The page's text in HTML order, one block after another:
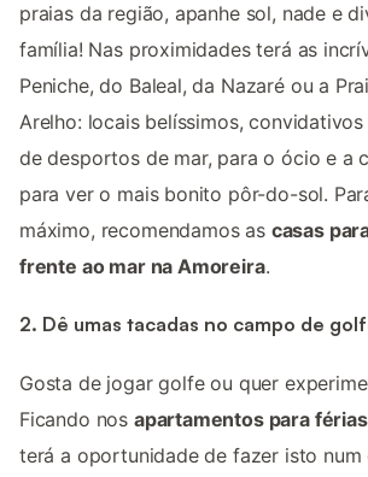
praias da região, apanhe sol, nade e
família! Nas proximidades terá as
Peniche, do Baleal, da Nazaré ou a
Arelho: locais belíssimos,
de desportos de mar, para o ócio e a
para ver o mais bonito pôr-do-sol.
máximo, recomendamos as casas
frente ao mar na Amoreira.
2. Dê umas tacadas no campo de
Gosta de jogar golfe ou quer
Ficando nos apartamentos para
terá a oportunidade de fazer isto